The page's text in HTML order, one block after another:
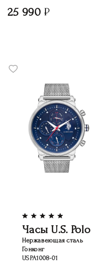
25 990
Часы U.S. Polo
Нержавеющая сталь
Гонконг
USPA1008-01